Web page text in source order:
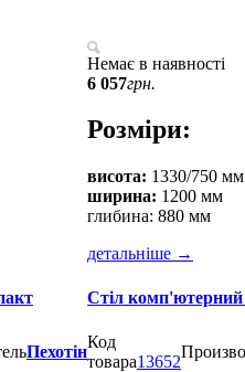
Немає в наявності
6 057грн.
Розміри:
висота: 1330/750 мм
ширина: 1200 мм
глибина: 880 мм
детальніше →
Пехотін
Стіл
Код
товара13652